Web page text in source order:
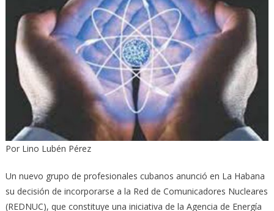
Por Lino Lubén Pérez
Un nuevo grupo de profesionales cubanos anunció en La Habana
su decisión de incorporarse a la Red de Comunicadores Nucleares
(REDNUC), que constituye una iniciativa de la Agencia de Energía